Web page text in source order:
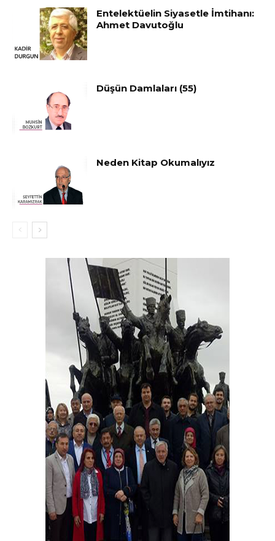
Entelektüelin Siyasetle İmtihanı:
Ahmet Davutoğlu
Düşün Damlaları (55)
Neden Kitap Okumalıyız